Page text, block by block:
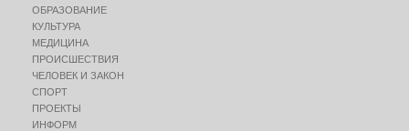
ОБРАЗОВАНИЕ
КУЛЬТУРА
МЕДИЦИНА
ПРОИСШЕСТВИЯ
ЧЕЛОВЕК И ЗАКОН
СПОРТ
ПРОЕКТЫ
ИНФОРМ